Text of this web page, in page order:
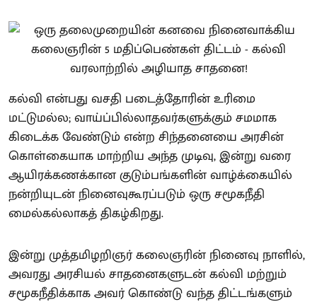
கல்வி என்பது வசதி படைத்தோரின் உரிமை
மட்டுமல்ல; வாய்ப்பில்லாதவர்களுக்கும் சமமாக
கிடைக்க வேண்டும் என்ற சிந்தனையை அரசின்
கொள்கையாக மாற்றிய அந்த முடிவு, இன்று வரை
ஆயிரக்கணக்கான குடும்பங்களின் வாழ்க்கையில்
நன்றியுடன் நினைவுகூரப்படும் ஒரு சமூகநீதி
மைல்கல்லாகத் திகழ்கிறது.
இன்று முத்தமிழறிஞர் கலைஞரின் நினைவு நாளில்,
அவரது அரசியல் சாதனைகளுடன் கல்வி மற்றும்
சமூகநீதிக்காக அவர் கொண்டு வந்த திட்டங்களும்